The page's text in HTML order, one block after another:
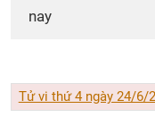
nay
Tử vi thứ 4 ngày 24/6/